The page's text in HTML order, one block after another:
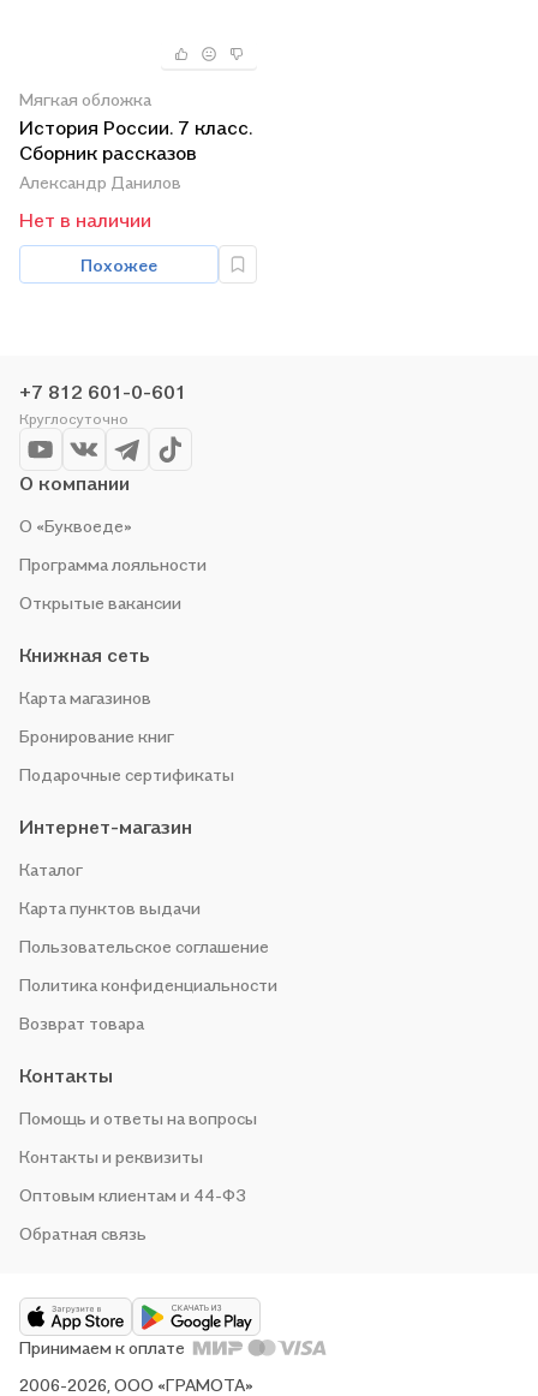
Мягкая обложка
История России. 7 класс.
Сборник рассказов
Александр Данилов
Нет в наличии
Похожее
+7 812 601-0-601
Круглосуточно
О компании
О «Буквоеде»
Программа лояльности
Открытые вакансии
Книжная сеть
Карта магазинов
Бронирование книг
Подарочные сертификаты
Интернет-магазин
Каталог
Карта пунктов выдачи
Пользовательское соглашение
Политика конфиденциальности
Возврат товара
Контакты
Помощь и ответы на вопросы
Контакты и реквизиты
Оптовым клиентам и 44-ФЗ
Обратная связь
2006-2026, ООО «ГРАМОТА»
Принимаем к оплате